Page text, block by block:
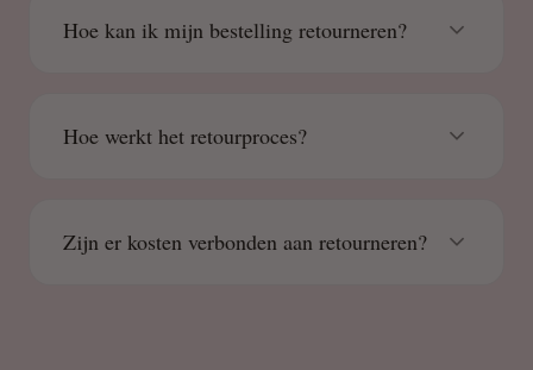
Hoe kan ik mijn bestelling retourneren?
Hoe werkt het retourproces?
Zijn er kosten verbonden aan retourneren?